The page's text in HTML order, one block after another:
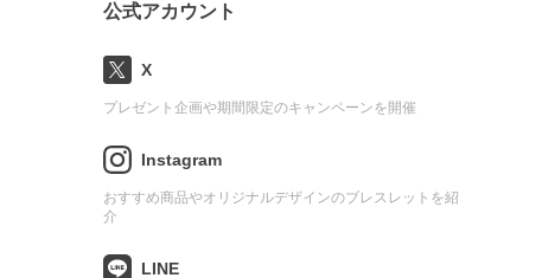
公式アカウント
X
プレゼント企画や期間限定のキャンペーンを開催
Instagram
おすすめ商品やオリジナルデザインのブレスレットを紹
介
LINE